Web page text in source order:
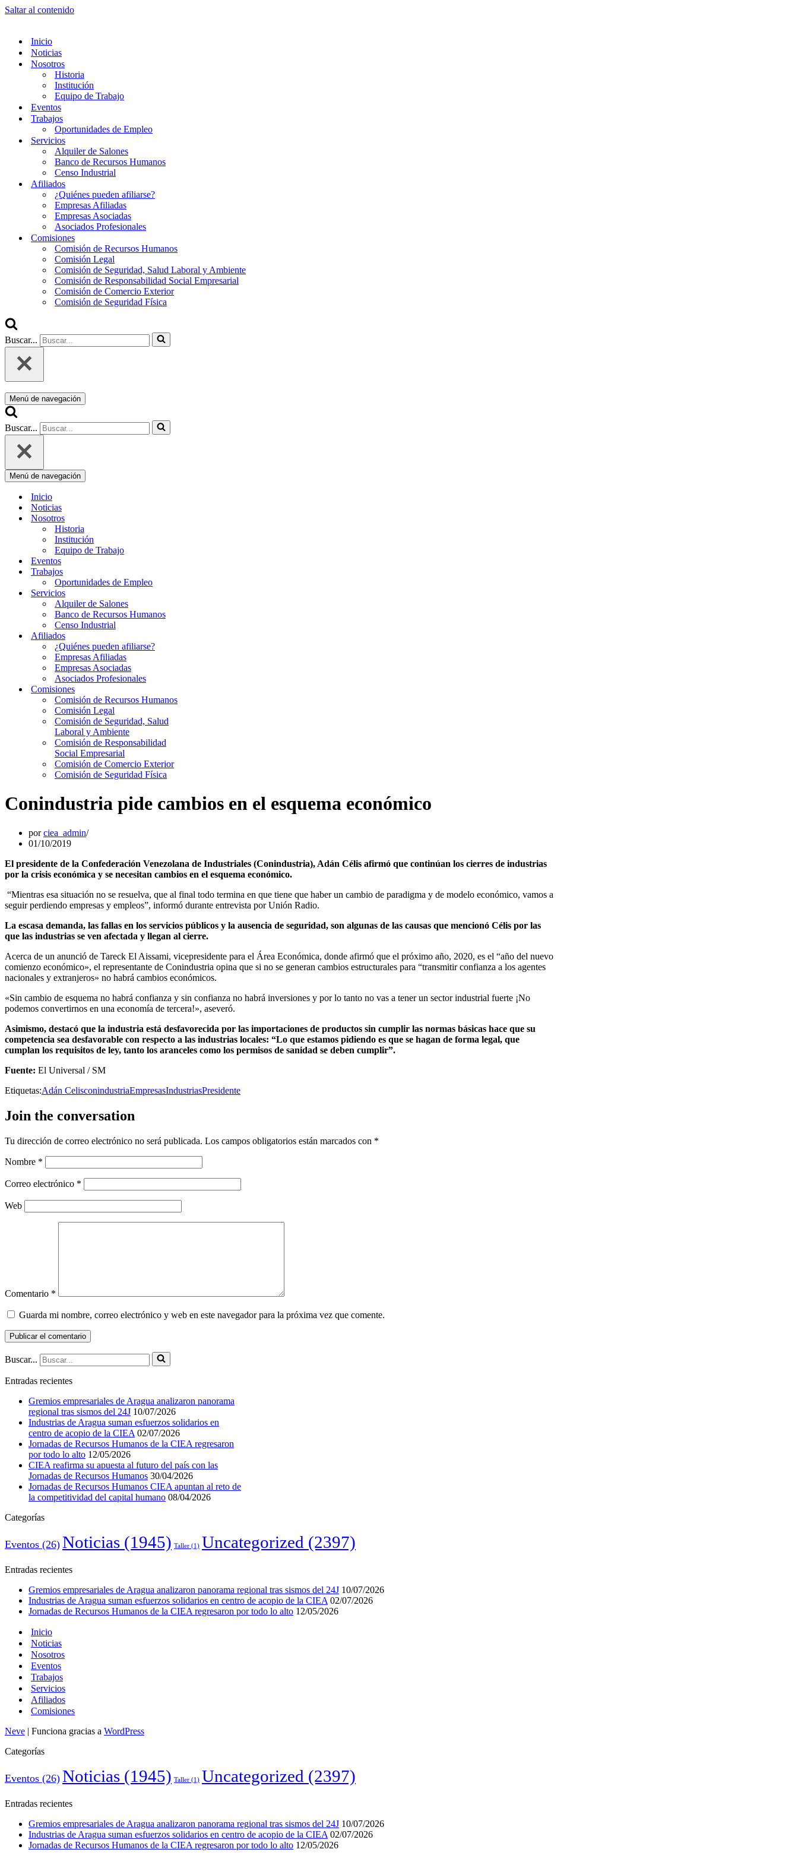
Saltar al contenido
Inicio
Noticias
Nosotros
Historia
Institución
Equipo de Trabajo
Eventos
Trabajos
Oportunidades de Empleo
Servicios
Alquiler de Salones
Banco de Recursos Humanos
Censo Industrial
Afiliados
¿Quiénes pueden afiliarse?
Empresas Afiliadas
Empresas Asociadas
Asociados Profesionales
Comisiones
Comisión de Recursos Humanos
Comisión Legal
Comisión de Seguridad, Salud Laboral y Ambiente
Comisión de Responsabilidad Social Empresarial
Comisión de Comercio Exterior
Comisión de Seguridad Física
Buscar...
Menú de navegación
Buscar...
Menú de navegación
Inicio
Noticias
Nosotros
Historia
Institución
Equipo de Trabajo
Eventos
Trabajos
Oportunidades de Empleo
Servicios
Alquiler de Salones
Banco de Recursos Humanos
Censo Industrial
Afiliados
¿Quiénes pueden afiliarse?
Empresas Afiliadas
Empresas Asociadas
Asociados Profesionales
Comisiones
Comisión de Recursos Humanos
Comisión Legal
Comisión de Seguridad, Salud
Laboral y Ambiente
Comisión de Responsabilidad
Social Empresarial
Comisión de Comercio Exterior
Comisión de Seguridad Física
Conindustria pide cambios en el esquema económico
porciea_admin
01/10/2019
El presidente de la Confederación Venezolana de Industriales (Conindustria), Adán Célis afirmó que continúan los cierres de industrias
por la crisis económica y se necesitan cambios en el esquema económico.
“Mientras esa situación no se resuelva, que al final todo termina en que tiene que haber un cambio de paradigma y de modelo económico, vamos a
seguir perdiendo empresas y empleos”, informó durante entrevista por Unión Radio.
La escasa demanda, las fallas en los servicios públicos y la ausencia de seguridad, son algunas de las causas que mencionó Célis por las
que las industrias se ven afectada y llegan al cierre.
Acerca de un anunció de Tareck El Aissami, vicepresidente para el Área Económica, donde afirmó que el próximo año, 2020, es el “año del nuevo
comienzo económico», el representante de Conindustria opina que si no se generan cambios estructurales para “transmitir confianza a los agentes
nacionales y extranjeros» no habrá cambios económicos.
«Sin cambio de esquema no habrá confianza y sin confianza no habrá inversiones y por lo tanto no vas a tener un sector industrial fuerte ¡No
podemos convertirnos en una economía de tercera!», aseveró.
Asimismo, destacó que la industria está desfavorecida por las importaciones de productos sin cumplir las normas básicas hace que su
competencia sea desfavorable con respecto a las industrias locales: “Lo que estamos pidiendo es que se hagan de forma legal, que
cumplan los requisitos de ley, tanto los aranceles como los permisos de sanidad se deben cumplir”.
Fuente: El Universal / SM
Etiquetas:Adán CelisconindustriaEmpresasIndustriasPresidente
Join the conversation
Tu dirección de correo electrónico no será publicada. Los campos obligatorios están marcados con *
Nombre *
Correo electrónico *
Web
Comentario *
Guarda mi nombre, correo electrónico y web en este navegador para la próxima vez que comente.
Buscar...
Entradas recientes
Gremios empresariales de Aragua analizaron panorama
regional tras sismos del 24J 10/07/2026
Industrias de Aragua suman esfuerzos solidarios en
centro de acopio de la CIEA 02/07/2026
Jornadas de Recursos Humanos de la CIEA regresaron
por todo lo alto 12/05/2026
CIEA reafirma su apuesta al futuro del país con las
Jornadas de Recursos Humanos 30/04/2026
Jornadas de Recursos Humanos CIEA apuntan al reto de
la competitividad del capital humano 08/04/2026
Categorías
Eventos (26) Noticias (1945) Taller (1) Uncategorized (2397)
Entradas recientes
Gremios empresariales de Aragua analizaron panorama regional tras sismos del 24J 10/07/2026
Industrias de Aragua suman esfuerzos solidarios en centro de acopio de la CIEA 02/07/2026
Jornadas de Recursos Humanos de la CIEA regresaron por todo lo alto 12/05/2026
Inicio
Noticias
Nosotros
Eventos
Trabajos
Servicios
Afiliados
Comisiones
Neve | Funciona gracias a WordPress
Categorías
Eventos (26) Noticias (1945) Taller (1) Uncategorized (2397)
Entradas recientes
Gremios empresariales de Aragua analizaron panorama regional tras sismos del 24J 10/07/2026
Industrias de Aragua suman esfuerzos solidarios en centro de acopio de la CIEA 02/07/2026
Jornadas de Recursos Humanos de la CIEA regresaron por todo lo alto 12/05/2026